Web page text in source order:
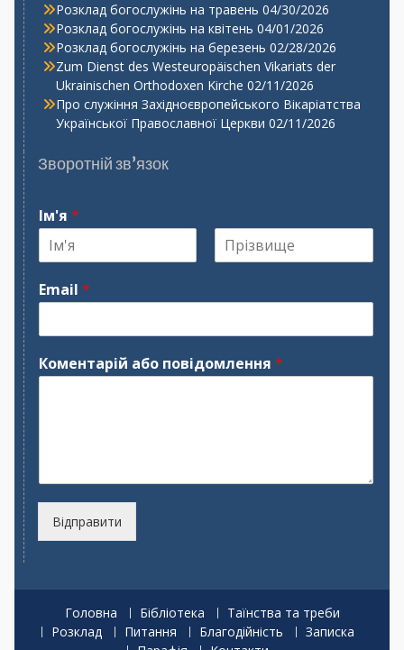
Розклад богослужінь на травень 04/30/2026
Розклад богослужінь на квітень 04/01/2026
Розклад богослужінь на березень 02/28/2026
Zum Dienst des Westeuropäischen Vikariats der
Ukrainischen Orthodoxen Kirche 02/11/2026
Про служіння Західноєвропейського Вікаріатства
Української Православної Церкви 02/11/2026
Зворотній зв’язок
Ім'я *
м
'
и
е
Email *
Коментарій або повідомлення *
Відправити
Головна Бібліотека
Таїнства та треби
Розклад
Питання Благодійність
Записка